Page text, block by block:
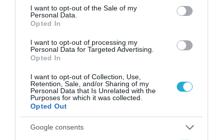
consent section.
I want to opt-out of the Sale of my
Personal Data.
Opted In
I want to opt-out of processing my
Personal Data for Targeted Advertising.
Opted In
I want to opt-out of Collection, Use,
Retention, Sale, and/or Sharing of my
Personal Data that Is Unrelated with the
Purposes for which it was collected.
Opted Out
Google consents
διαδίκτυο
ΑΑΔΕ: Διευκρινίσεις
για τα πρόστιμα σε
παραβάσεις που
αφορούν τους ΦΗΜ
31.07.2026
Σ. Καλαφάτης: «Η
Τεχνητή Νοημοσύνη
δεν είναι απλώς μια
νέα τεχνολογία, είναι
μια νέα βιομηχανική
επανάσταση»
31.07.2026
Νέος οδηγός του ΕΚΤ